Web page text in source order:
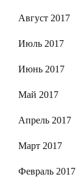
Август 2017
Июль 2017
Июнь 2017
Май 2017
Апрель 2017
Март 2017
Февраль 2017